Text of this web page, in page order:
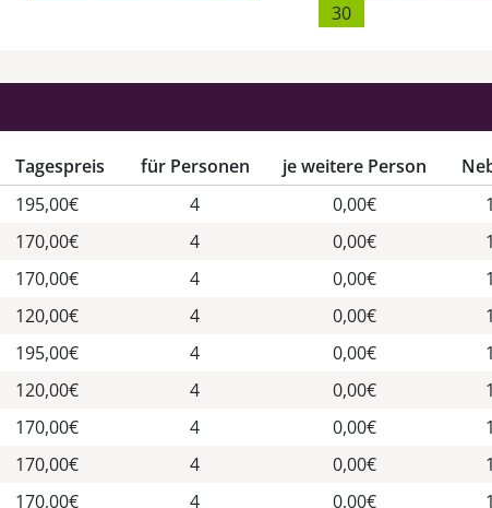
30
Tagespreis für Personen je weitere Person
195,00€ 4 0,00€
170,00€ 4 0,00€
170,00€ 4 0,00€
120,00€ 4 0,00€
195,00€ 4 0,00€
120,00€ 4 0,00€
170,00€ 4 0,00€
170,00€ 4 0,00€
170,00€ 4 0,00€